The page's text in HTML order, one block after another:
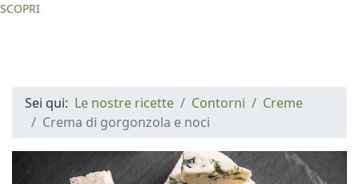
SCOPRI
Sei qui: Le nostre ricette Contorni
Creme
Crema di gorgonzola e noci